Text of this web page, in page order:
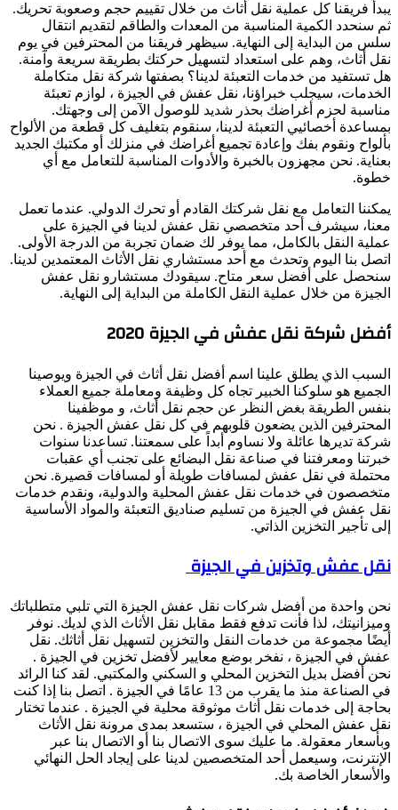
يبدأ فريقنا كل عملية نقل أثاث من خلال تقييم حجم وصعوبة تحريك.
ثم سنحدد الكمية المناسبة من المعدات والطاقم لتقديم انتقال
سلس من البداية إلى النهاية. سيظهر فريقنا من المحترفين في يوم
نقل أثاث، وهم على استعداد لتسهيل حركتك بطريقة سريعة وآمنة.
هل تستفيد من خدمات التعبئة لدينا؟ بصفتها شركة نقل متكاملة
الخدمات، سيجلب خبراؤنا، نقل عفش في الجيزة ، لوازم تعبئة
مناسبة لحزم أغراضك بحذر شديد للوصول الآمن إلى وجهتك.
بمساعدة أخصائيي التعبئة لدينا، سنقوم بتغليف كل قطعة من الألواح
بألواح ونقوم بفك وإعادة تجميع أغراضك في منزلك أو مكتبك الجديد
بعناية. نحن مجهزون بالخبرة والأدوات المناسبة للتعامل مع أي
خطوة.
يمكننا التعامل مع نقل شركتك القادم أو تحرك الدولي. عندما تعمل
معنا، سيشرف أحد متخصصي نقل عفش لدينا في الجيزة على
عملية النقل بالكامل، مما يوفر لك ضمان تجربة من الدرجة الأولى.
اتصل بنا اليوم وتحدث مع أحد مستشاري نقل الأثاث المعتمدين لدينا.
سنحصل على أفضل سعر متاح. سيقودك مستشارو نقل عفش
الجيزة من خلال عملية النقل الكاملة من البداية إلى النهاية.
أفضل شركة نقل عفش في الجيزة 2020
السبب الذي يطلق علينا اسم أفضل نقل أثاث في الجيزة ويوصينا
الجميع هو سلوكنا الخبير تجاه كل وظيفة ومعاملة جميع العملاء
بنفس الطريقة بغض النظر عن حجم نقل أثاث، و موظفينا
المحترفين الذين يضعون قلوبهم في كل نقل عفش الجيزة . نحن
شركة تديرها عائلة ولا نساوم أبداً على سمعتنا. تساعدنا سنوات
خبرتنا ومعرفتنا في صناعة نقل البضائع على تجنب أي عقبات
محتملة في نقل عفش لمسافات طويلة أو لمسافات قصيرة. نحن
متخصصون في خدمات نقل عفش المحلية والدولية، ونقدم خدمات
نقل عفش في الجيزة من تسليم صناديق التعبئة والمواد الأساسية
إلى تأجير التخزين الذاتي.
نقل عفش وتخزين في الجيزة
نحن واحدة من أفضل شركات نقل عفش الجيزة التي تلبي متطلباتك
وميزانيتك، لذا فأنت تدفع فقط مقابل نقل الأثاث الذي لديك. نوفر
أيضًا مجموعة من خدمات النقل والتخزين لتسهيل نقل أثاثك. نقل
عفش في الجيزة ، نفخر بوضع معايير لأفضل تخزين في الجيزة .
نحن أفضل بديل التخزين المحلي و السكني والمكتبي. لقد كنا الرائد
في الصناعة منذ ما يقرب من 13 عامًا في الجيزة . اتصل بنا إذا كنت
بحاجة إلى خدمات نقل أثاث موثوقة محلية في الجيزة . عندما تختار
نقل عفش المحلي في الجيزة ، ستسعد بمدى مرونة نقل الأثاث
وبأسعار معقولة. ما عليك سوى الاتصال بنا أو الاتصال بنا عبر
الإنترنت، وسيعمل أحد المتخصصين لدينا على إيجاد الحل النهائي
والأسعار الخاصة بك.